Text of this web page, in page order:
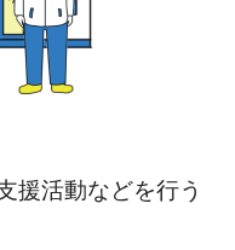
活動などを行う